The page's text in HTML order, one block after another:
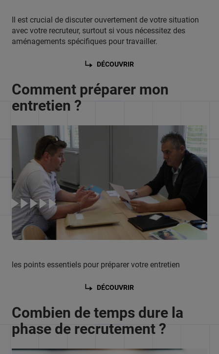
Il est crucial de discuter ouvertement de votre situation
avec votre recruteur, surtout si vous nécessitez des
aménagements spécifiques pour travailler.
DÉCOUVRIR
Comment préparer mon
entretien ?
les points essentiels pour préparer votre entretien
DÉCOUVRIR
Combien de temps dure la
phase de recrutement ?